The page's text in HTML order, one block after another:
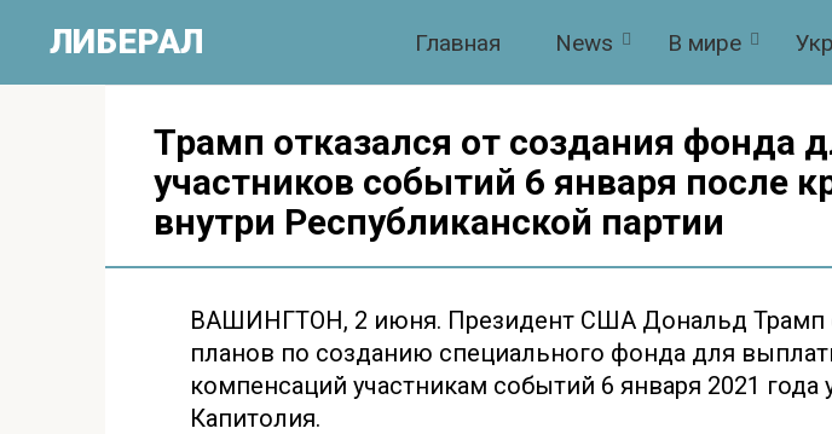
контенту
ЛИБЕРАЛ Главная News В мире
Трамп отказался от создания фонда
участников событий 6 января после
внутри Республиканской партии
ВАШИНГТОН, 2 июня. Президент США Дональд Трамп
планов по созданию специального фонда для
компенсаций участникам событий 6 января 2021 года
Капитолия.